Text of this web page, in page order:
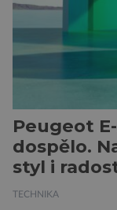
pokročilé
kybernetické
Peugeot
dospělo.
styl i
TECHNIKA